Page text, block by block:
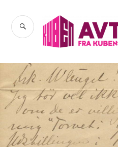
innhold
SØK